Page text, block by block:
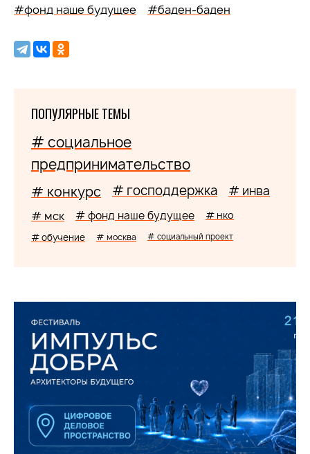
#фонд наше будущее #баден-баден
ПОПУЛЯРНЫЕ ТЕМЫ
# социальное
предпринимательство
# конкурс # господдержка # инва
# мск # фонд наше будущее # нко
# обучение # москва # социальный проект